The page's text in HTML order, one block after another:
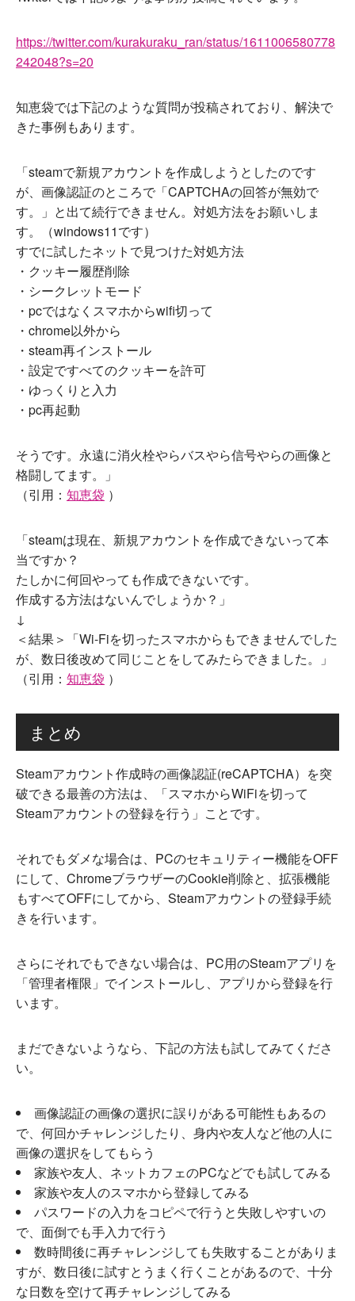
https://twitter.com/kurakuraku_ran/status/1611006580778
242048?s=20
知恵袋では下記のような質問が投稿されており、解決で
きた事例もあります。
「steamで新規アカウントを作成しようとしたのです
が、画像認証のところで「CAPTCHAの回答が無効で
す。」と出て続行できません。対処方法をお願いしま
す。（windows11です）
すでに試したネットで見つけた対処方法
・クッキー履歴削除
・シークレットモード
・pcではなくスマホからwifi切って
・chrome以外から
・steam再インストール
・設定ですべてのクッキーを許可
・ゆっくりと入力
・pc再起動
そうです。永遠に消火栓やらバスやら信号やらの画像と
格闘してます。」
（引用： 知恵袋 ）
「steamは現在、新規アカウントを作成できないって本
当ですか？
たしかに何回やっても作成できないです。
作成する方法はないんでしょうか？」
↓
＜結果＞「Wi-Fiを切ったスマホからもできませんでした
が、数日後改めて同じことをしてみたらできました。」
（引用： 知恵袋 ）
まとめ
Steamアカウント作成時の画像認証(reCAPTCHA）を突
破できる最善の方法は、「スマホからWiFiを切って
Steamアカウントの登録を行う」ことです。
それでもダメな場合は、PCのセキュリティー機能をOFF
にして、ChromeブラウザーのCookie削除と、拡張機能
もすべてOFFにしてから、Steamアカウントの登録手続
きを行います。
さらにそれでもできない場合は、PC用のSteamアプリを
「管理者権限」でインストールし、アプリから登録を行
います。
まだできないようなら、下記の方法も試してみてくださ
い。
画像認証の画像の選択に誤りがある可能性もあるの
で、何回かチャレンジしたり、身内や友人など他の人に
画像の選択をしてもらう
家族や友人、ネットカフェのPCなどでも試してみる
家族や友人のスマホから登録してみる
パスワードの入力をコピペで行うと失敗しやすいの
で、面倒でも手入力で行う
数時間後に再チャレンジしても失敗することがありま
すが、数日後に試すとうまく行くことがあるので、十分
な日数を空けて再チャレンジしてみる